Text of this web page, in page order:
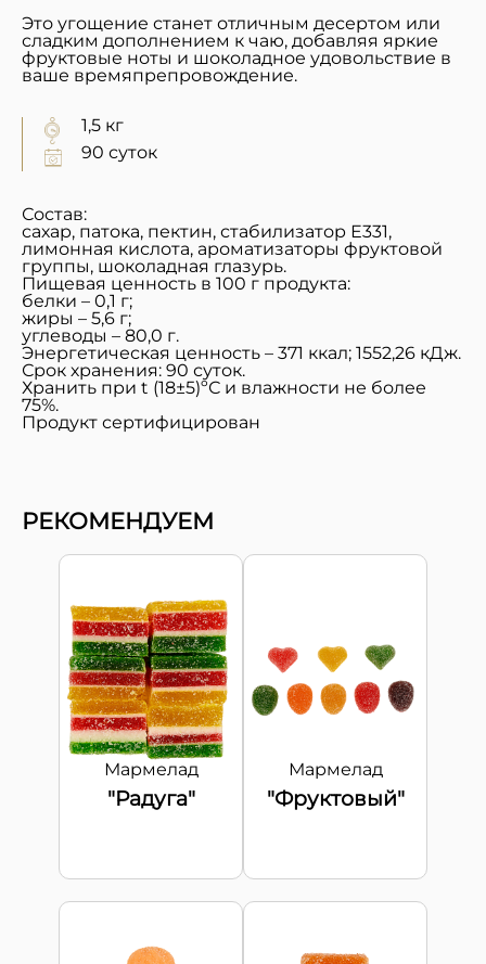
Это угощение станет отличным десертом или
сладким дополнением к чаю, добавляя яркие
фруктовые ноты и шоколадное удовольствие в
ваше времяпрепровождение.
1,5 кг
90 суток
Состав:
сахар, патока, пектин, стабилизатор Е331,
лимонная кислота, ароматизаторы фруктовой
группы, шоколадная глазурь.
Пищевая ценность в 100 г продукта:
белки – 0,1 г;
жиры – 5,6 г;
углеводы – 80,0 г.
Энергетическая ценность – 371 ккал; 1552,26 кДж.
Срок хранения: 90 суток.
Хранить при t (18±5)ºС и влажности не более
75%.
Продукт сертифицирован
РЕКОМЕНДУЕМ
Мармелад
"Радуга"
Мармелад
"Фруктовый"